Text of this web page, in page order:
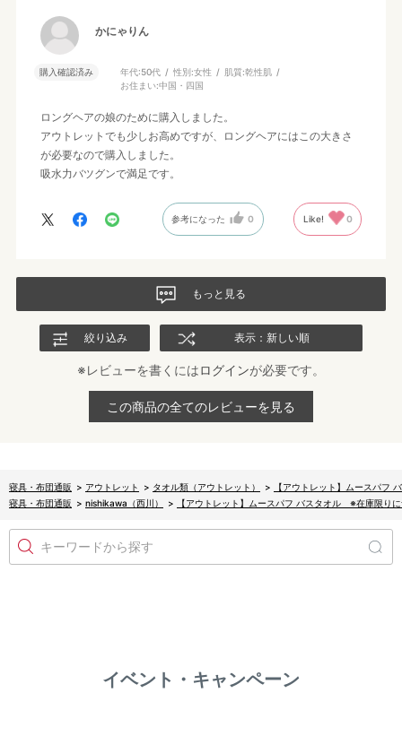
かにゃりん
購入確認済み 年代:50代 性別:女性 肌質:乾性肌
お住まい:中国・四国
ロングヘアの娘のために購入しました。
アウトレットでも少しお高めですが、ロングヘアにはこの大きさ
が必要なので購入しました。
吸水力バツグンで満足です。
参考になった 0 Like! 0
もっと見る
絞り込み 表示：新しい順
※レビューを書くにはログインが必要です。
この商品の全てのレビューを見る
寝具・布団通販 > アウトレット > タオル類（アウトレット） >
【アウトレット】ムースパフ
寝具・布団通販 > nishikawa（西川） > 【アウトレット】ムースパフ バスタオル ※在庫限り
キーワードから探す
イベント・キャンペーン